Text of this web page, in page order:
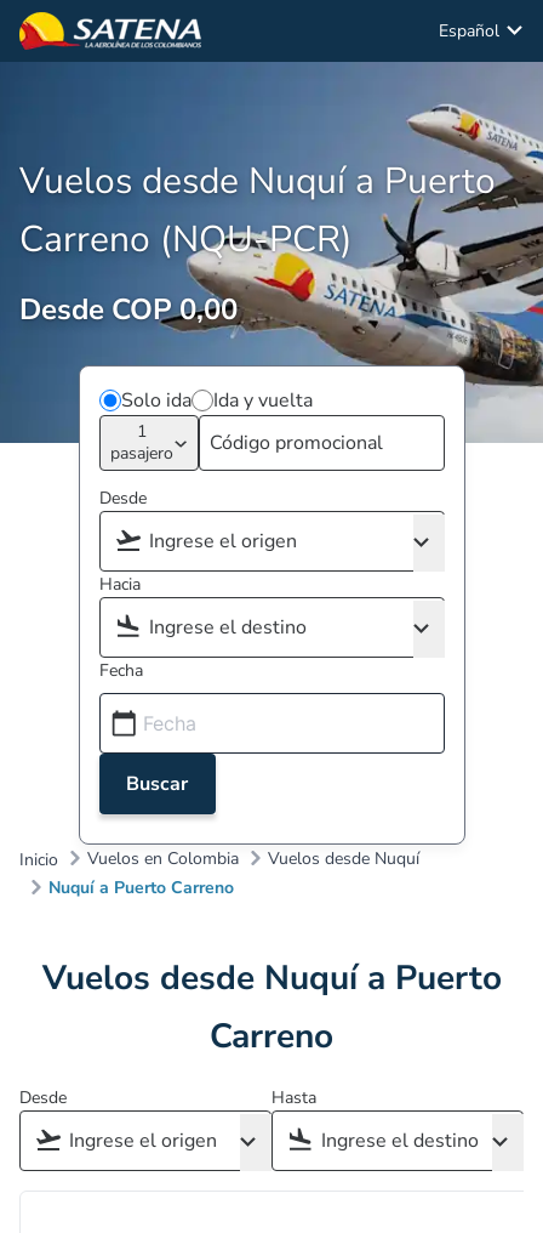
Español
Vuelos desde Nuquí a Puerto
Carreno (NQU-PCR)
Desde COP 0,00
Solo ida Ida y vuelta
1
pasajero
Desde
Hacia
Fecha
Buscar
Inicio Vuelos en Colombia
Vuelos desde Nuquí
Nuquí a Puerto Carreno
Vuelos desde Nuquí a Puerto
Carreno
Desde Hasta